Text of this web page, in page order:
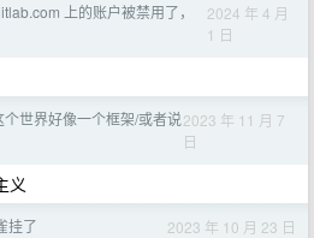
上的账户被禁用了，
2024 年 4 月
1 日
个世界好像一个框架/或者说2023 年 11 月 7
日
义
挂了 2023 年 10 月 23 日